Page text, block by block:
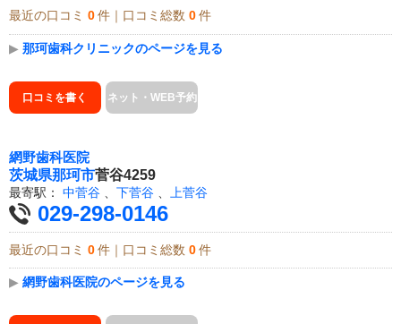
最近の口コミ 0 件｜口コミ総数 0 件
▶ 那珂歯科クリニックのページを見る
口コミを書く ネット・WEB予約
網野歯科医院
茨城県那珂市菅谷4259
最寄駅： 中菅谷 下菅谷 上菅谷
029-298-0146
最近の口コミ 0 件｜口コミ総数 0 件
▶ 網野歯科医院のページを見る